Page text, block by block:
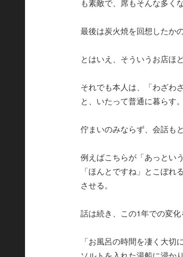
も素敵で、席もそんな多く
最後は炭火焼を回想したか
とはいえ、そういうお店ほ
それでも本人は、「わざわ
と、いたって普通に暮らす。
佇まいのみならず、会話も
例えばこちらが「あっとい
「ほんとですね」とこぼ
させる。
話は続き、この1年での変化
「お風呂の時間を凄く大